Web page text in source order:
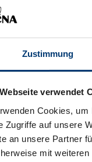
Zustimmung
verwendet
Cookies,
Zugriffe auf unsere
an unsere Partner
mit
- Zell am